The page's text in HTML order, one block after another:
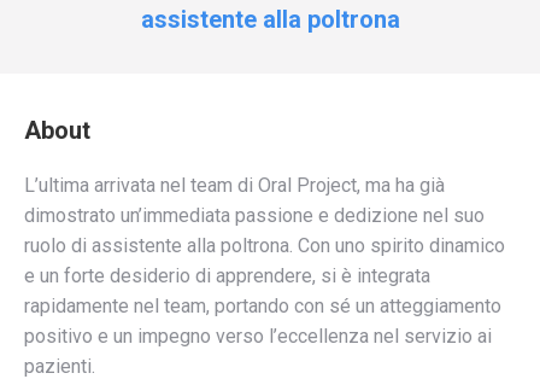
assistente alla poltrona
About
L’ultima arrivata nel team di Oral Project, ma ha già
dimostrato un’immediata passione e dedizione nel suo
ruolo di assistente alla poltrona. Con uno spirito dinamico
e un forte desiderio di apprendere, si è integrata
rapidamente nel team, portando con sé un atteggiamento
positivo e un impegno verso l’eccellenza nel servizio ai
pazienti.